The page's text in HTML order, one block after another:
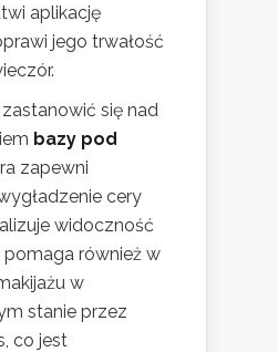
aplikację
jego trwałość
się nad
bazy pod
zapewni
cery
widoczność
pomaga również w
w
stanie przez
co jest